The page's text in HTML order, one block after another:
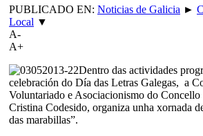
PUBLICADO EN: Noticias de Galicia ►
Local ▼
A-
A+
Dentro das actividades
celebración do Día das Letras Galegas, a
Voluntariado e Asociacionismo do
Cristina Codesido, organiza unha xornada
das marabillas”.